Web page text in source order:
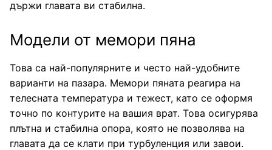
държи главата ви стабилна.
Модели от мемори пяна
Това са най-популярните и често най-удобните
варианти на пазара. Мемори пяната реагира на
телесната температура и тежест, като се оформя
точно по контурите на вашия врат. Това осигурява
плътна и стабилна опора, която не позволява на
главата да се клати при турбуленция или завои.